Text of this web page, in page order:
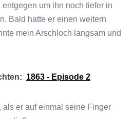
um ihn noch tiefer in
Bald hatte er einen weitern
mein Arschloch langsam und
1863 - Episode 2
als er auf einmal seine Finger